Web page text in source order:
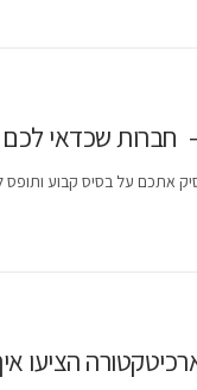
חברות שכדאי לכם
אתכם על בסיס קבוע